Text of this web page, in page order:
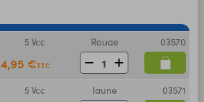
5 Vcc Rouge 03570
4,95 €TTC
5 Vcc Jaune 03571